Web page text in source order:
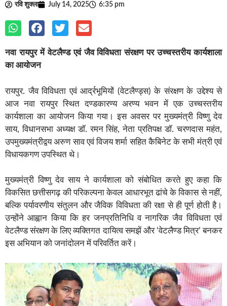
रवि शुक्ला July 14, 2025 6:35 pm
नवा रायपुर में वेटलैण्ड एवं जैव विविधता संरक्षण पर उच्चस्तरीय कार्यशाला
का आयोजन
रायपुर. जैव विविधता एवं आर्द्रभूमियों (वेटलैण्ड्स) के संरक्षण के उद्देश्य से
आज नवा रायपुर स्थित दण्डकारण्य अरण्य भवन में एक उच्चस्तरीय
कार्यशाला का आयोजन किया गया। इस अवसर पर मुख्यमंत्री विष्णु देव
साय, विधानसभा अध्यक्ष डॉ. रमन सिंह, नेता प्रतिपक्ष डॉ. चरणदास महंत,
उपमुख्यमंत्रीद्वय अरुण साव एवं विजय शर्मा सहित कैबिनेट के सभी मंत्री एवं
विधायकगण उपस्थित थे।
मुख्यमंत्री विष्णु देव साय ने कार्यशाला को संबोधित करते हुए कहा कि
विकसित छत्तीसगढ़ की परिकल्पना केवल आधारभूत ढांचे के विकास से नहीं,
बल्कि पर्यावरणीय संतुलन और जैविक विविधता की रक्षा से ही पूर्ण होती है।
उन्होंने आह्वान किया कि हर जनप्रतिनिधि व नागरिक जैव विविधता एवं
वेटलैण्ड संरक्षण के लिए व्यक्तिगत दायित्व समझें और ‘वेटलैण्ड मित्र’ बनकर
इस अभियान को जनांदोलन में परिवर्तित करें।